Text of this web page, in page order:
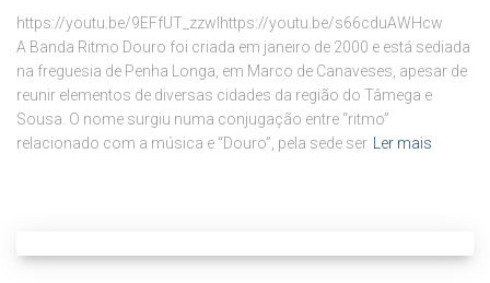
https://youtu.be/9EFfUT_zzwIhttps://youtu.be/s66cduAWHcw
A Banda Ritmo Douro foi criada em janeiro de 2000 e está sediada
na freguesia de Penha Longa, em Marco de Canaveses, apesar de
reunir elementos de diversas cidades da região do Tâmega e
Sousa. O nome surgiu numa conjugação entre “ritmo”
relacionado com a música e “Douro”, pela sede ser
Ler mais